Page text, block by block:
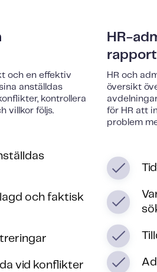
och en effektiv
anställdas
kontrollera
villkor följs.
och faktisk
vid konflikter
HR-
HR och
översikt
för HR att
problem